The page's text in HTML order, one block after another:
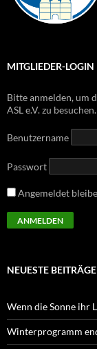
MITGLIEDER-LOGIN
Bitte anmelden, um
ASL e.V. zu besuchen.
Benutzername
Passwort
Angemeldet
NEUESTE BEITRÄGE
Wenn die Sonne ihr
Winterprogramm